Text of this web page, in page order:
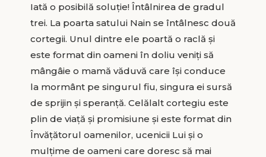
Iată o posibilă soluție! Întâlnirea de gradul
trei. La poarta satului Nain se întâlnesc două
cortegii. Unul dintre ele poartă o raclă și
este format din oameni în doliu veniți să
mângâie o mamă văduvă care își conduce
la mormânt pe singurul fiu, singura ei sursă
de sprijin și speranță. Celălalt cortegiu este
plin de viață și promisiune și este format din
Învățătorul oamenilor, ucenicii Lui și o
mulțime de oameni care doresc să mai